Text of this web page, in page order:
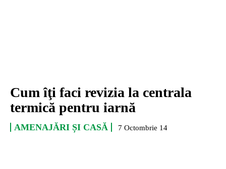
Cum îţi faci revizia la centrala
termică pentru iarnă
AMENAJĂRI ȘI CASĂ 7 Octombrie 14